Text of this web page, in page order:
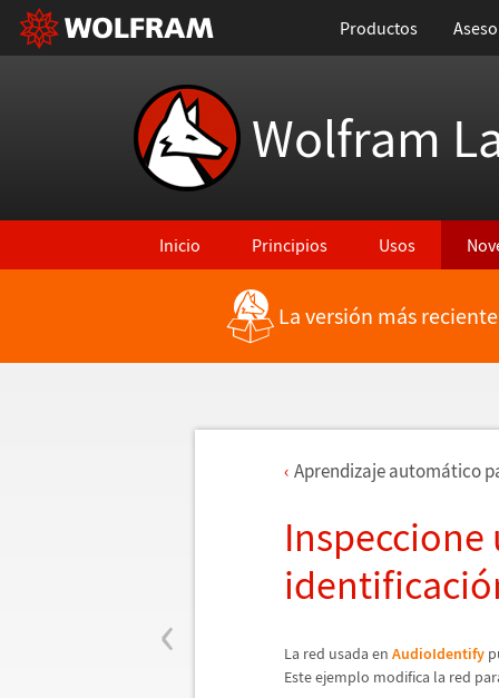
Productos
Wolfram
Inicio Principios Usos
La versión más
‹
Aprendizaje automático
Inspeccione
identificació
La red usada en AudioIdentify
Este ejemplo modifica la red